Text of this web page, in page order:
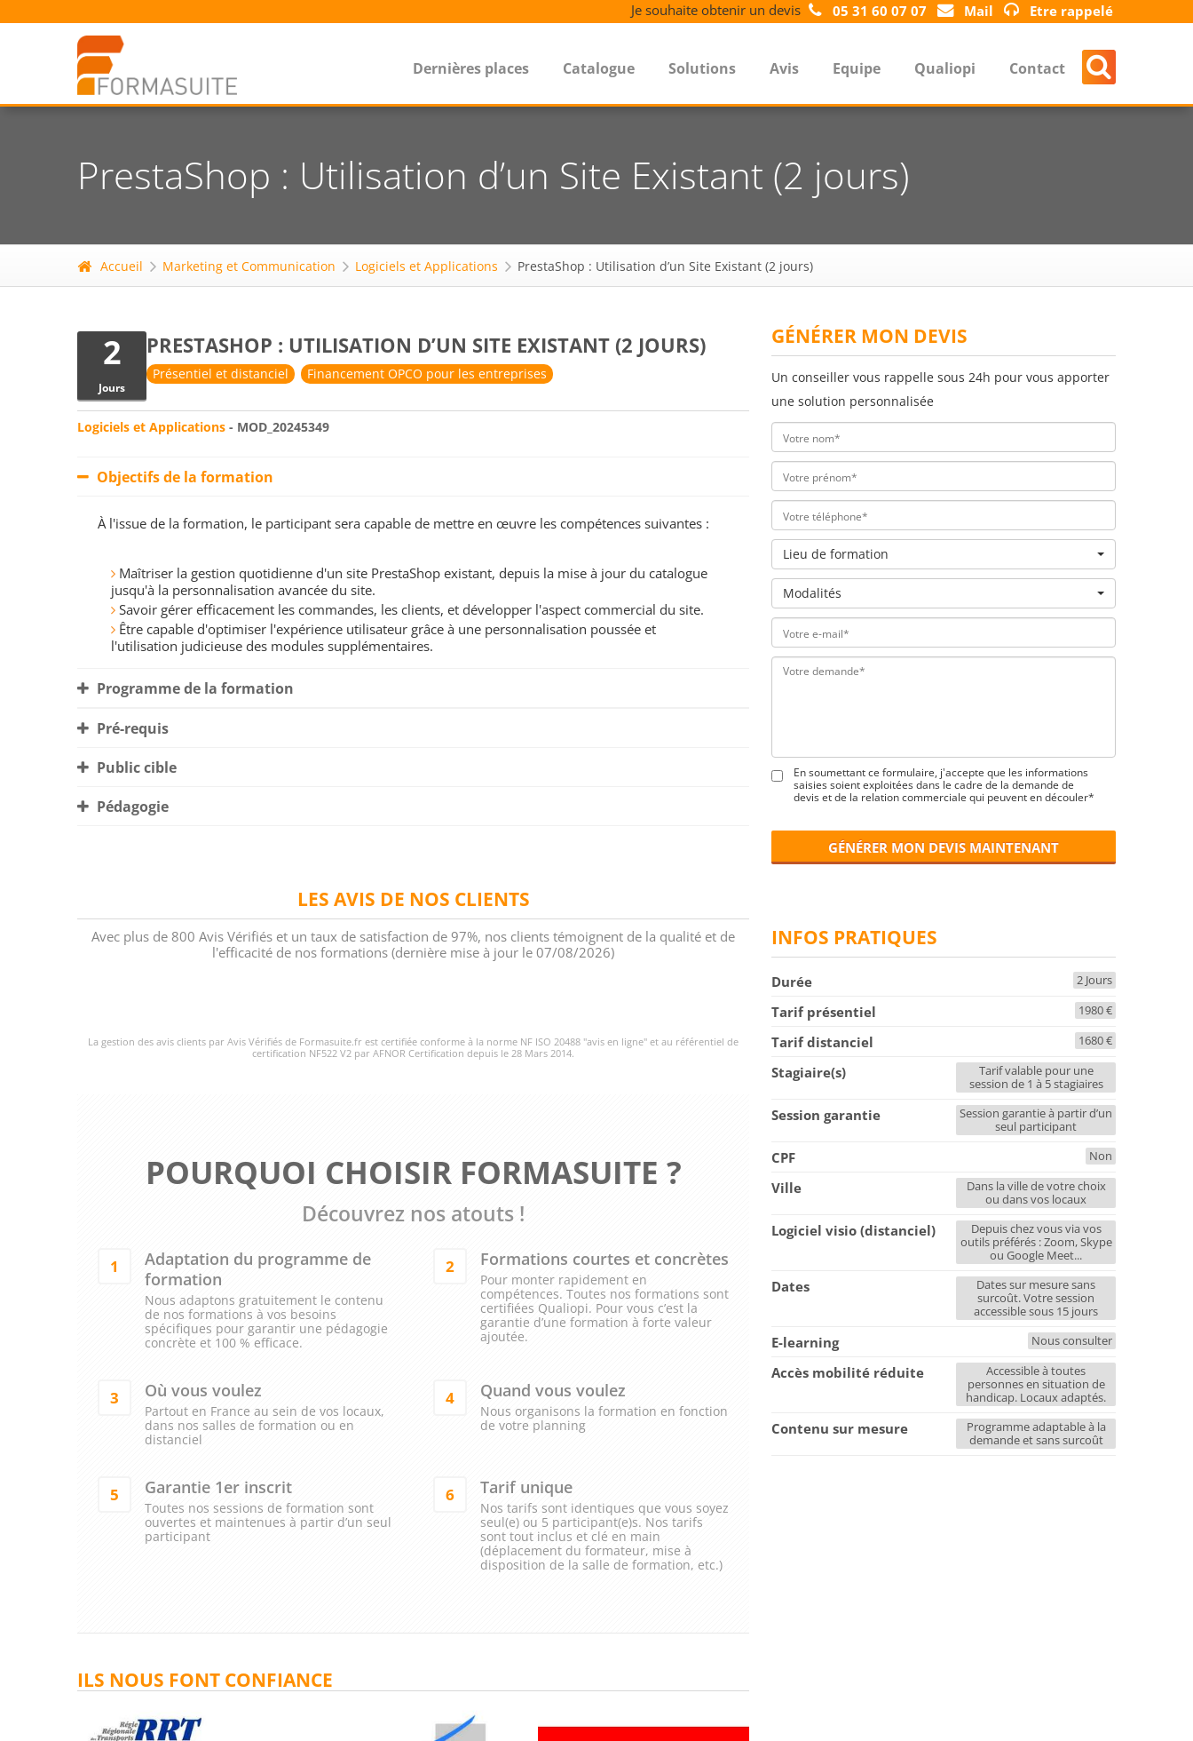
Je souhaite obtenir un devis 05 31 60 07 07 Mail Etre rappelé
Dernières places Catalogue Solutions Avis Equipe Qualiopi Contact
PrestaShop : Utilisation d’un Site Existant (2 jours)
Accueil Marketing et Communication Logiciels et Applications PrestaShop : Utilisation d’un Site Existant (2 jours)
2
Jours
PRESTASHOP : UTILISATION D’UN SITE EXISTANT (2 JOURS)
Présentiel et distanciel Financement OPCO pour les entreprises
Logiciels et Applications - MOD_20245349
Objectifs de la formation
À l'issue de la formation, le participant sera capable de mettre en œuvre les compétences suivantes :
Maîtriser la gestion quotidienne d'un site PrestaShop existant, depuis la mise à jour du catalogue
jusqu'à la personnalisation avancée du site.
Savoir gérer efficacement les commandes, les clients, et développer l'aspect commercial du site.
Être capable d'optimiser l'expérience utilisateur grâce à une personnalisation poussée et
l'utilisation judicieuse des modules supplémentaires.
Programme de la formation
Pré-requis
Public cible
Pédagogie
LES AVIS DE NOS CLIENTS
Avec plus de 800 Avis Vérifiés et un taux de satisfaction de 97%, nos clients témoignent de la qualité et de
l'efficacité de nos formations (dernière mise à jour le 07/08/2026)
La gestion des avis clients par Avis Vérifiés de Formasuite.fr est certifiée conforme à la norme NF ISO 20488 "avis en ligne" et au référentiel de
certification NF522 V2 par AFNOR Certification depuis le 28 Mars 2014.
POURQUOI CHOISIR FORMASUITE ?
Découvrez nos atouts !
1
Adaptation du programme de
formation
Nous adaptons gratuitement le contenu
de nos formations à vos besoins
spécifiques pour garantir une pédagogie
concrète et 100 % efficace.
2 Formations courtes et concrètes
Pour monter rapidement en
compétences. Toutes nos formations sont
certifiées Qualiopi. Pour vous c’est la
garantie d’une formation à forte valeur
ajoutée.
3 Où vous voulez
Partout en France au sein de vos locaux,
dans nos salles de formation ou en
distanciel
4 Quand vous voulez
Nous organisons la formation en fonction
de votre planning
5 Garantie 1er inscrit
Toutes nos sessions de formation sont
ouvertes et maintenues à partir d’un seul
participant
6 Tarif unique
Nos tarifs sont identiques que vous soyez
seul(e) ou 5 participant(e)s. Nos tarifs
sont tout inclus et clé en main
(déplacement du formateur, mise à
disposition de la salle de formation, etc.)
ILS NOUS FONT CONFIANCE
GÉNÉRER MON DEVIS
Un conseiller vous rappelle sous 24h pour vous apporter
une solution personnalisée
Lieu de formation
Modalités
En soumettant ce formulaire, j'accepte que les informations
saisies soient exploitées dans le cadre de la demande de
devis et de la relation commerciale qui peuvent en découler*
GÉNÉRER MON DEVIS MAINTENANT
INFOS PRATIQUES
Durée 2 Jours
Tarif présentiel 1980 €
Tarif distanciel 1680 €
Stagiaire(s)
Tarif valable pour une
session de 1 à 5 stagiaires
Session garantie
Session garantie à partir d’un
seul participant
CPF Non
Ville
Dans la ville de votre choix
ou dans vos locaux
Logiciel visio (distanciel)
Depuis chez vous via vos
outils préférés : Zoom, Skype
ou Google Meet...
Dates
Dates sur mesure sans
surcoût. Votre session
accessible sous 15 jours
E-learning Nous consulter
Accès mobilité réduite
Accessible à toutes
personnes en situation de
handicap. Locaux adaptés.
Contenu sur mesure
Programme adaptable à la
demande et sans surcoût